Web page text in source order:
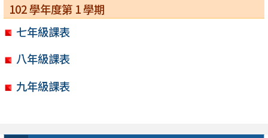
102 學年度第 1 學期
七年級課表
八年級課表
九年級課表